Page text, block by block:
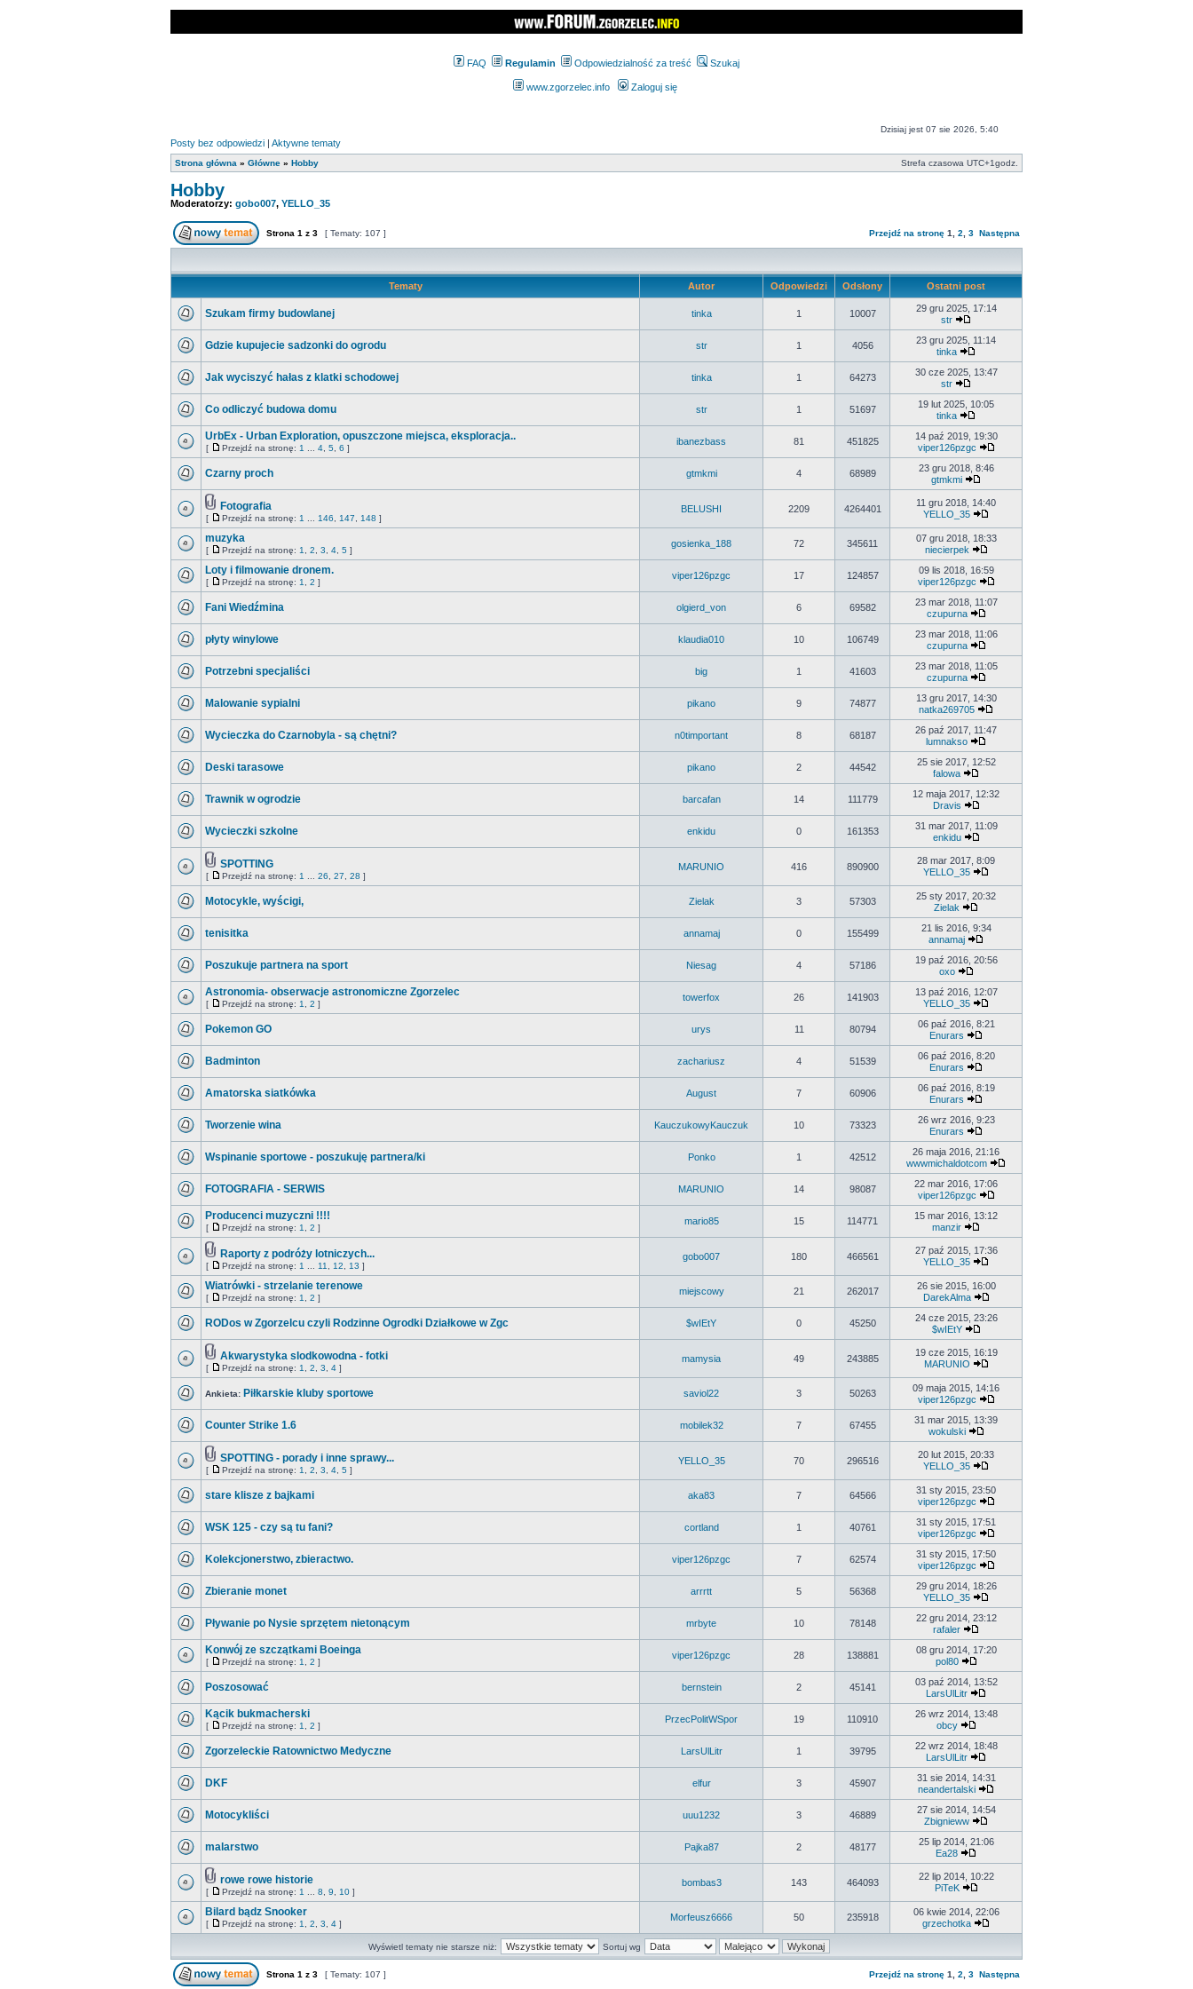
FAQ Regulamin Odpowiedzialność za treść Szukaj
www.zgorzelec.info Zaloguj się
Dzisiaj jest 07 sie 2026, 5:40
Posty bez odpowiedzi | Aktywne tematy
Strona główna » Główne » Hobby Strefa czasowa UTC+1godz.
Hobby
Moderatorzy: gobo007, YELLO_35
Strona 1 z 3 [ Tematy: 107 ] Przejdź na stronę 1 2 3 Następna
Tematy Autor Odpowiedzi Odsłony Ostatni post
Szukam firmy budowlanej tinka 1 10007
29 gru 2025, 17:14
str
Gdzie kupujecie sadzonki do ogrodu str 1 4056
23 gru 2025, 11:14
tinka
Jak wyciszyć hałas z klatki schodowej tinka 1 64273
30 cze 2025, 13:47
str
Co odliczyć budowa domu str 1 51697
19 lut 2025, 10:05
tinka
UrbEx - Urban Exploration, opuszczone miejsca, eksploracja..
[ Przejdź na stronę: 1 4 5 6 ]
ibanezbass 81 451825
14 paź 2019, 19:30
viper126pzgc
Czarny proch gtmkmi 4 68989
23 gru 2018, 8:46
gtmkmi
Fotografia
[ Przejdź na stronę: 1 146 147 148 ]
BELUSHI 2209 4264401
11 gru 2018, 14:40
YELLO_35
muzyka
[ Przejdź na stronę: 1 2 3 4 5 ]
gosienka_188 72 345611
07 gru 2018, 18:33
niecierpek
Loty i filmowanie dronem.
[ Przejdź na stronę: 1 2 ]
viper126pzgc 17 124857
09 lis 2018, 16:59
viper126pzgc
Fani Wiedźmina olgierd_von 6 69582
23 mar 2018, 11:07
czupurna
płyty winylowe klaudia010 10 106749
23 mar 2018, 11:06
czupurna
Potrzebni specjaliści big 1 41603
23 mar 2018, 11:05
czupurna
Malowanie sypialni pikano 9 74877
13 gru 2017, 14:30
natka269705
Wycieczka do Czarnobyla - są chętni? n0timportant 8 68187
26 paź 2017, 11:47
lumnakso
Deski tarasowe pikano 2 44542
25 sie 2017, 12:52
falowa
Trawnik w ogrodzie barcafan 14 111779
12 maja 2017, 12:32
Dravis
Wycieczki szkolne enkidu 0 161353
31 mar 2017, 11:09
enkidu
SPOTTING
[ Przejdź na stronę: 1 26 27 28 ]
MARUNIO 416 890900
28 mar 2017, 8:09
YELLO_35
Motocykle, wyścigi, Zielak 3 57303
25 sty 2017, 20:32
Zielak
tenisitka annamaj 0 155499
21 lis 2016, 9:34
annamaj
Poszukuje partnera na sport Niesag 4 57186
19 paź 2016, 20:56
oxo
Astronomia- obserwacje astronomiczne Zgorzelec
[ Przejdź na stronę: 1 2 ]
towerfox 26 141903
13 paź 2016, 12:07
YELLO_35
Pokemon GO urys 11 80794
06 paź 2016, 8:21
Enurars
Badminton zachariusz 4 51539
06 paź 2016, 8:20
Enurars
Amatorska siatkówka August 7 60906
06 paź 2016, 8:19
Enurars
Tworzenie wina KauczukowyKauczuk 10 73323
26 wrz 2016, 9:23
Enurars
Wspinanie sportowe - poszukuję partnera/ki Ponko 1 42512
26 maja 2016, 21:16
wwwmichaldotcom
FOTOGRAFIA - SERWIS MARUNIO 14 98087
22 mar 2016, 17:06
viper126pzgc
Producenci muzyczni !!!!
[ Przejdź na stronę: 1 2 ]
mario85 15 114771
15 mar 2016, 13:12
manzir
Raporty z podróży lotniczych...
[ Przejdź na stronę: 1 11 12 13 ]
gobo007 180 466561
27 paź 2015, 17:36
YELLO_35
Wiatrówki - strzelanie terenowe
[ Przejdź na stronę: 1 2 ]
miejscowy 21 262017
26 sie 2015, 16:00
DarekAlma
RODos w Zgorzelcu czyli Rodzinne Ogrodki Działkowe w Zgc $wIEtY 0 45250
24 cze 2015, 23:26
$wIEtY
Akwarystyka slodkowodna - fotki
[ Przejdź na stronę: 1 2 3 4 ]
mamysia 49 243885
19 cze 2015, 16:19
MARUNIO
Ankieta: Piłkarskie kluby sportowe saviol22 3 50263
09 maja 2015, 14:16
viper126pzgc
Counter Strike 1.6 mobilek32 7 67455
31 mar 2015, 13:39
wokulski
SPOTTING - porady i inne sprawy...
[ Przejdź na stronę: 1 2 3 4 5 ]
YELLO_35 70 296516
20 lut 2015, 20:33
YELLO_35
stare klisze z bajkami aka83 7 64566
31 sty 2015, 23:50
viper126pzgc
WSK 125 - czy są tu fani? cortland 1 40761
31 sty 2015, 17:51
viper126pzgc
Kolekcjonerstwo, zbieractwo. viper126pzgc 7 62574
31 sty 2015, 17:50
viper126pzgc
Zbieranie monet arrrtt 5 56368
29 gru 2014, 18:26
YELLO_35
Pływanie po Nysie sprzętem nietonącym mrbyte 10 78148
22 gru 2014, 23:12
rafaler
Konwój ze szczątkami Boeinga
[ Przejdź na stronę: 1 2 ]
viper126pzgc 28 138881
08 gru 2014, 17:20
pol80
Poszosować bernstein 2 45141
03 paź 2014, 13:52
LarsUlLitr
Kącik bukmacherski
[ Przejdź na stronę: 1 2 ]
PrzecPolitWSpor 19 110910
26 wrz 2014, 13:48
obcy
Zgorzeleckie Ratownictwo Medyczne LarsUlLitr 1 39795
22 wrz 2014, 18:48
LarsUlLitr
DKF elfur 3 45907
31 sie 2014, 14:31
neandertalski
Motocykliści uuu1232 3 46889
27 sie 2014, 14:54
Zbignieww
malarstwo Pajka87 2 48177
25 lip 2014, 21:06
Ea28
rowe rowe historie
[ Przejdź na stronę: 1 8 9 10 ]
bombas3 143 464093
22 lip 2014, 10:22
PiTeK
Bilard bądz Snooker
[ Przejdź na stronę: 1 2 3 4 ]
Morfeusz6666 50 235918
06 kwie 2014, 22:06
grzechotka
Wyświetl tematy nie starsze niż: Sortuj wg
Strona 1 z 3 [ Tematy: 107 ] Przejdź na stronę 1 2 3 Następna